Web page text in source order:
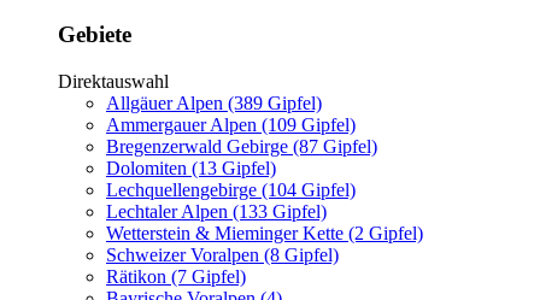
Gebiete
Direktauswahl
Allgäuer Alpen (389 Gipfel)
Ammergauer Alpen (109 Gipfel)
Bregenzerwald Gebirge (87 Gipfel)
Dolomiten (13 Gipfel)
Lechquellengebirge (104 Gipfel)
Lechtaler Alpen (133 Gipfel)
Wetterstein & Mieminger Kette (2 Gipfel)
Schweizer Voralpen (8 Gipfel)
Rätikon (7 Gipfel)